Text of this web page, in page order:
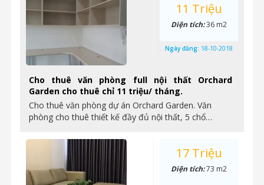
Cho thuê văn phòng full nội thất Orchard
Garden cho thuê chỉ 11 triệu/ tháng.
Cho thuê văn phòng dự án Orchard Garden. Văn
phòng cho thuê thiết kế đầy đủ nội thất, 5 chổ…
11 Triệu
Diện tích:36 m2
Ngày đăng: 18-10-2018
17 Triệu
Diện tích:73 m2